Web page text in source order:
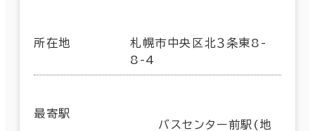
所在地
札幌市中央区北３条東8-
8-4
最寄駅
バスセンター前駅(地